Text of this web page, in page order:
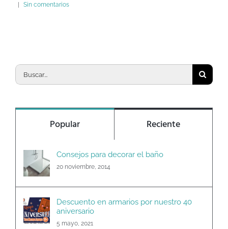
Sin comentarios
Buscar:
Popular Reciente
Consejos para decorar el baño
20 noviembre, 2014
Descuento en armarios por nuestro 40
aniversario
5 mayo, 2021